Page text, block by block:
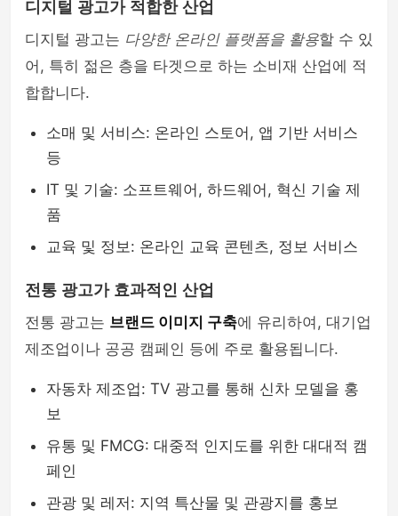
디지털 광고가 적합한 산업
디지털 광고는 다양한 온라인 플랫폼을 활용할 수 있
어, 특히 젊은 층을 타겟으로 하는 소비재 산업에 적
합합니다.
소매 및 서비스: 온라인 스토어, 앱 기반 서비스
등
IT 및 기술: 소프트웨어, 하드웨어, 혁신 기술 제
품
교육 및 정보: 온라인 교육 콘텐츠, 정보 서비스
전통 광고가 효과적인 산업
전통 광고는 브랜드 이미지 구축에 유리하여, 대기업
제조업이나 공공 캠페인 등에 주로 활용됩니다.
자동차 제조업: TV 광고를 통해 신차 모델을 홍
보
유통 및 FMCG: 대중적 인지도를 위한 대대적 캠
페인
관광 및 레저: 지역 특산물 및 관광지를 홍보